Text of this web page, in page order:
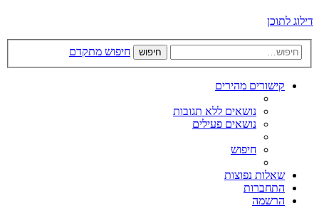
דילוג לתוכן
חיפוש חיפוש מתקדם
קישורים מהירים
נושאים ללא תגובות
נושאים פעילים
חיפוש
שאלות נפוצות
התחברות
הרשמה